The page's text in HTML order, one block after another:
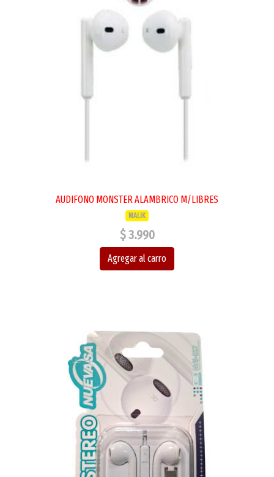
AUDIFONO MONSTER ALAMBRICO M/LIBRES
MALIK
$ 3.990
Agregar al carro